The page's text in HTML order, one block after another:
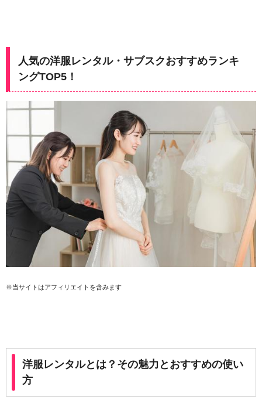
人気の洋服レンタル・サブスクおすすめランキ
ングTOP5！
※当サイトはアフィリエイトを含みます
洋服レンタルとは？その魅力とおすすめの使い
方